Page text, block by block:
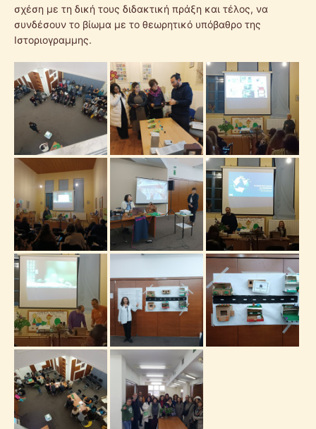
σχέση με τη δική τους διδακτική πράξη και τέλος, να
συνδέσουν το βίωμα με το θεωρητικό υπόβαθρο της
Ιστοριογραμμης.